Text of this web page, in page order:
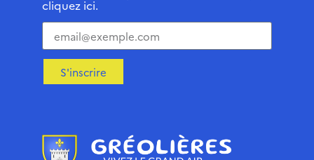
cliquez ici.
S'inscrire